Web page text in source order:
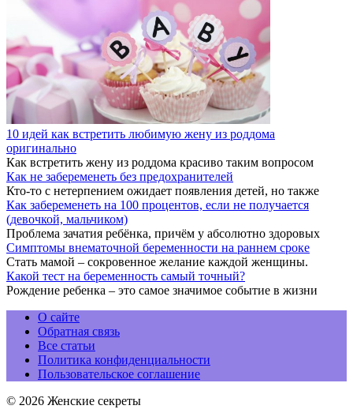
10 идей как встретить любимую жену из роддома
оригинально
Как встретить жену из роддома красиво таким вопросом
Как не забеременеть без предохранителей
Кто-то с нетерпением ожидает появления детей, но также
Как забеременеть на 100 процентов, если не получается
(девочкой, мальчиком)
Проблема зачатия ребёнка, причём у абсолютно здоровых
Симптомы внематочной беременности на раннем сроке
Стать мамой – сокровенное желание каждой женщины.
Какой тест на беременность самый точный?
Рождение ребенка – это самое значимое событие в жизни
О сайте
Обратная связь
Все статьи
Политика конфиденциальности
Пользовательское соглашение
© 2026 Женские секреты